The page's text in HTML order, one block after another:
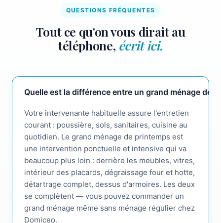
QUESTIONS FRÉQUENTES
Tout ce qu'on vous dirait au
téléphone, écrit ici.
Quelle est la différence entre un grand ménage de
Votre intervenante habituelle assure l'entretien
courant : poussière, sols, sanitaires, cuisine au
quotidien. Le grand ménage de printemps est
une intervention ponctuelle et intensive qui va
beaucoup plus loin : derrière les meubles, vitres,
intérieur des placards, dégraissage four et hotte,
détartrage complet, dessus d'armoires. Les deux
se complètent — vous pouvez commander un
grand ménage même sans ménage régulier chez
Domiceo.